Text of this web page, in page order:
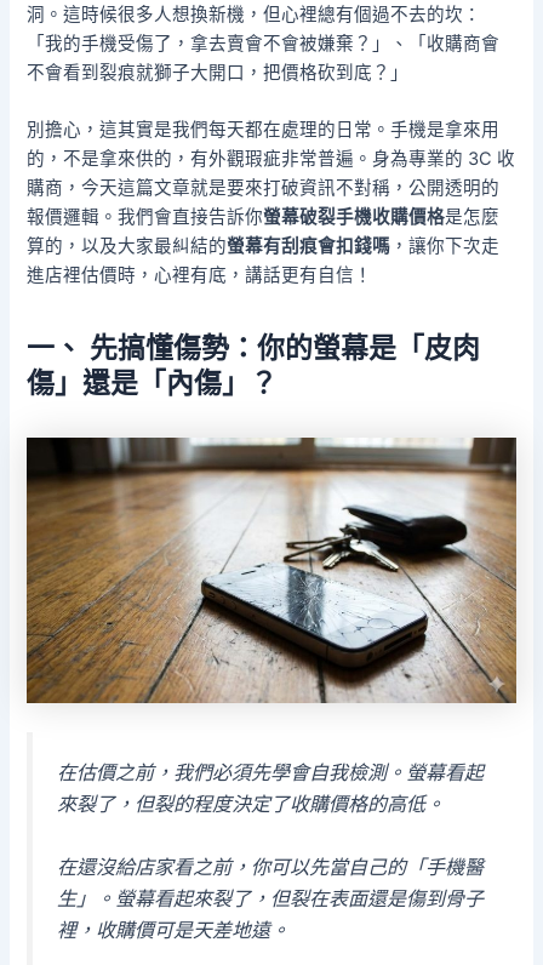
洞。這時候很多人想換新機，但心裡總有個過不去的坎：
「我的手機受傷了，拿去賣會不會被嫌棄？」、「收購商會
不會看到裂痕就獅子大開口，把價格砍到底？」
別擔心，這其實是我們每天都在處理的日常。手機是拿來用
的，不是拿來供的，有外觀瑕疵非常普遍。身為專業的 3C 收
購商，今天這篇文章就是要來打破資訊不對稱，公開透明的
報價邏輯。我們會直接告訴你螢幕破裂手機收購價格是怎麼
算的，以及大家最糾結的螢幕有刮痕會扣錢嗎 ，讓你下次走
進店裡估價時，心裡有底，講話更有自信！
一、 先搞懂傷勢：你的螢幕是「皮肉
傷」還是「內傷」？
在估價之前，我們必須先學會自我檢測。螢幕看起
來裂了，但裂的程度決定了收購價格的高低。
在還沒給店家看之前，你可以先當自己的「手機醫
生」。螢幕看起來裂了，但裂在表面還是傷到骨子
裡，收購價可是天差地遠。